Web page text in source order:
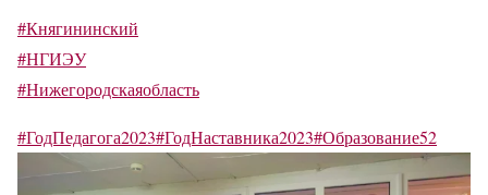
#Княгининский
#НГИЭУ
#Нижегородскаяобласть
#ГодПедагога2023#ГодНаставника2023#Образование52